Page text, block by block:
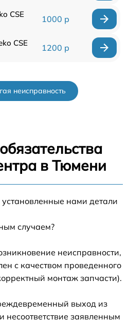
CSE
1000 р
CSE
1200 р
неисправность
в Тюмени
установленные нами детали
случаем?
неисправности,
с качеством проведенного
монтаж запчасти).
выход из
несоответствие заявленным